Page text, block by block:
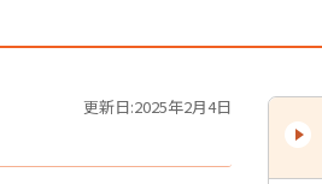
更新日:2025年2月4日